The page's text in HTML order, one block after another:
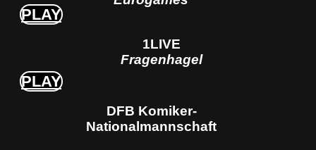
PLAY
1LIVE
Fragenhagel
PLAY
DFB Komiker-
Nationalmannschaft